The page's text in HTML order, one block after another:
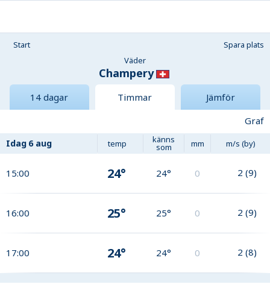
Start
Spara plats
Väder
Champery
14 dagar Timmar
Jämför
Graf
Idag 6 aug temp känns
som mm m/s (by)
15:00 24° 24° 0 2 (9)
16:00 25° 25° 0 2 (9)
17:00 24° 24° 0 2 (8)